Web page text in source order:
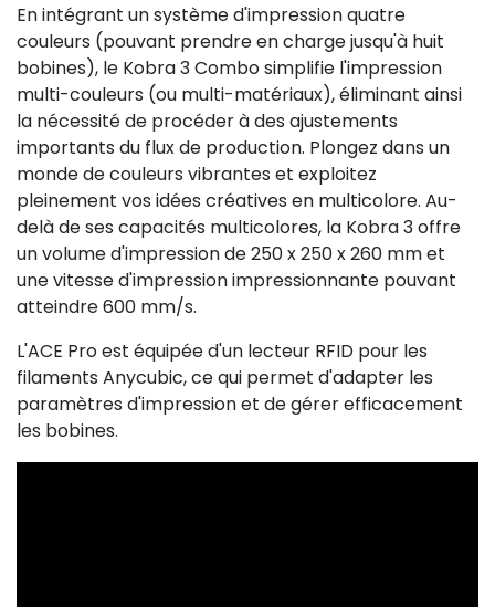
En intégrant un système d'impression quatre
couleurs (pouvant prendre en charge jusqu'à huit
bobines), le Kobra 3 Combo simplifie l'impression
multi-couleurs (ou multi-matériaux), éliminant ainsi
la nécessité de procéder à des ajustements
importants du flux de production. Plongez dans un
monde de couleurs vibrantes et exploitez
pleinement vos idées créatives en multicolore. Au-
delà de ses capacités multicolores, la Kobra 3 offre
un volume d'impression de 250 x 250 x 260 mm et
une vitesse d'impression impressionnante pouvant
atteindre 600 mm/s.
L'ACE Pro est équipée d'un lecteur RFID pour les
filaments Anycubic, ce qui permet d'adapter les
paramètres d'impression et de gérer efficacement
les bobines.